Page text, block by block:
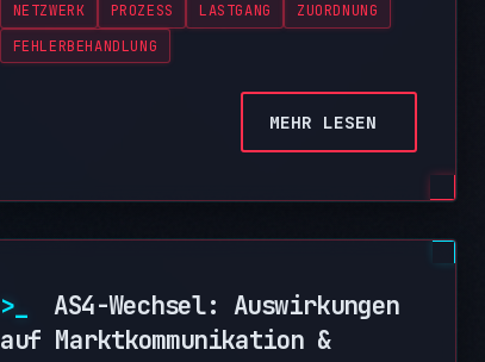
NETZWERK PROZESS LASTGANG
ZUORDNUNG
FEHLERBEHANDLUNG
MEHR LESEN
>_
AS4-Wechsel: Auswirkungen
auf Marktkommunikation &